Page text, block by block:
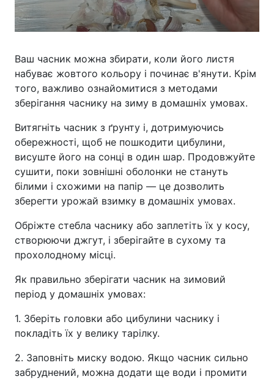
Ваш часник можна збирати, коли його листя
набуває жовтого кольору і починає в'янути. Крім
того, важливо ознайомитися з методами
зберігання часнику на зиму в домашніх умовах.
Витягніть часник з ґрунту і, дотримуючись
обережності, щоб не пошкодити цибулини,
висуште його на сонці в один шар. Продовжуйте
сушити, поки зовнішні оболонки не стануть
білими і схожими на папір — це дозволить
зберегти урожай взимку в домашніх умовах.
Обріжте стебла часнику або заплетіть їх у косу,
створюючи джгут, і зберігайте в сухому та
прохолодному місці.
Як правильно зберігати часник на зимовий
період у домашніх умовах:
1. Зберіть головки або цибулини часнику і
покладіть їх у велику тарілку.
2. Заповніть миску водою. Якщо часник сильно
забруднений, можна додати ще води і промити